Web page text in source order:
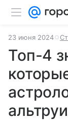
23 июня 2024
Топ-4